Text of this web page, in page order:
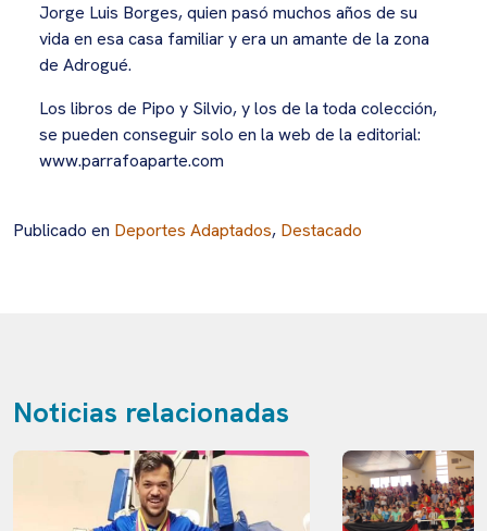
Jorge Luis Borges, quien pasó muchos años de su
vida en esa casa familiar y era un amante de la zona
de Adrogué.
Los libros de Pipo y Silvio, y los de la toda colección,
se pueden conseguir solo en la web de la editorial:
www.parrafoaparte.com
Publicado en Deportes Adaptados, Destacado
Noticias relacionadas